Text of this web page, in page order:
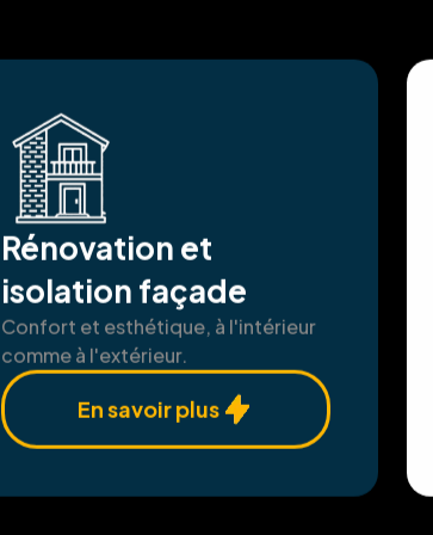
Rénovation et
isolation façade
Confort et esthétique, à l'intérieur
comme à l'extérieur.